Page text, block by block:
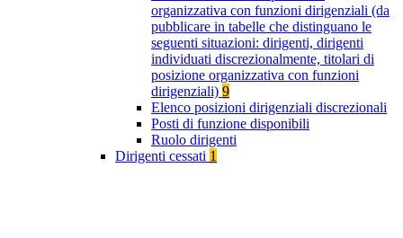
organizzativa con funzioni dirigenziali (da
pubblicare in tabelle che distinguano le
seguenti situazioni: dirigenti, dirigenti
individuati discrezionalmente, titolari di
posizione organizzativa con funzioni
dirigenziali) 9
Elenco posizioni dirigenziali discrezionali
Posti di funzione disponibili
Ruolo dirigenti
Dirigenti cessati 1